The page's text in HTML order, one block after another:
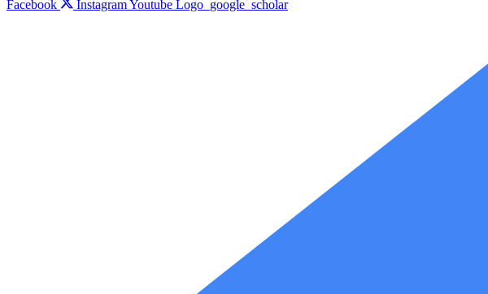
Facebook InstagramYoutube Logo_google_scholar